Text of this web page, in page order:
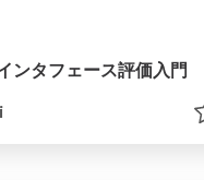
ンタフェース評価入門